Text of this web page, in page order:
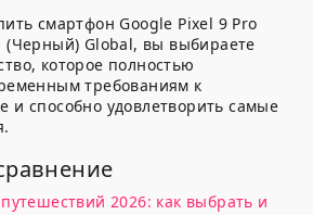
смартфон Google Pixel 9 Pro
(Черный) Global, вы выбираете
которое полностью
требованиям к
и способно удовлетворить самые
2026: как выбрать и